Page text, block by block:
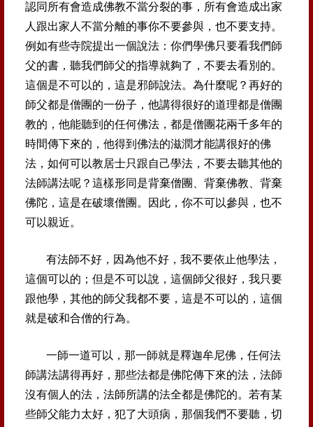
認同所有會造成佛教不當分裂的事，所有會造成出家
人跟出家人不當分離的事你不要參與，也不要支持。
例如有些寺院提出一個說法：你們學佛只要看我們師
父的書，聽我們師父的指導就夠了，不要去看別的。
這個是不可以的，這是邪師說法。為什麼呢？再好的
師父都是僧團的一份子，他講得很好的道理都是僧團
教的，他能聽到的任何佛法，都是僧團花兩千多年的
時間傳下來的，他得到佛法的滋潤才能講很好的佛
法，如何可以教居士只跟自己學法，不要去聽其他的
法師講法呢？這樣形同是背棄僧團、背棄佛教、背棄
佛陀，這是在破壞僧團 。因此，你不可以參與，也不
可以親近。
有法師不好，因為他不好，我不要依止他學法，
這個可以的 ；但是不可以說，這個師父很好，我只要
跟他學，其他的師父我都不要，這是不可以的，這個
就是破和合僧的行為。
一師一道可以，那一師就是釋迦牟尼佛，任何法
師講法講得再好，那些法都是佛陀傳下來的法，法師
沒有個人的法，法師所講的法全都是佛陀的。若有某
些師父能力太好，犯了大頭病，那個我們不要聽，切